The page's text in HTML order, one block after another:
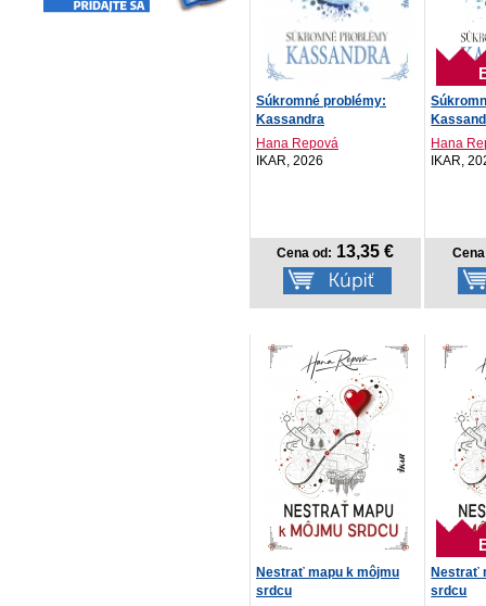
Súkromné problémy:
Kassandra
Hana Repová
IKAR, 2026
Cena od: 13,35 €
Hana
IKAR,
Nestrať mapu k môjmu
srdcu
Nestrať
srdcu